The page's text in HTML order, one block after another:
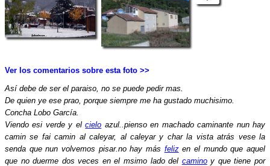
Ver los comentarios sobre esta foto >>
Así debe de ser el paraiso, no se puede pedir mas.
De quien ye ese prao, porque siempre me ha gustado muchisimo.
Concha Lobo García.
Viendo esi verde y elcielo azul..pienso en machado caminante nun hay
camin se fai camin al caleyar, al caleyar y char la vista atrás vese la
senda que nun volvemos pisar.no hay más felizen el mundo que aquel
que no duerme dos veces en el msimo lado del caminoy que tiene por